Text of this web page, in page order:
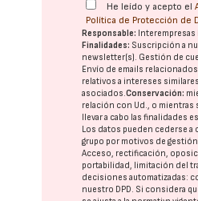
He leído y acepto el
Política de Protección de
Responsable: Interempresas
Finalidades: Suscripción a
newsletter(s). Gestión de
Envío de emails
relativos a intereses
asociados.Conservación:
relación con Ud., o mientras
llevar a cabo las finalidades
Los datos pueden cederse a
grupo por motivos de
Acceso, rectificación,
portabilidad, limitación del
decisiones automatizadas:
nuestro DPD. Si considera